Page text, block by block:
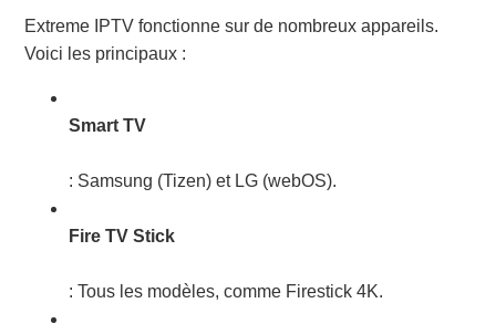
Extreme IPTV fonctionne sur de nombreux appareils.
Voici les principaux :
Smart TV
: Samsung (Tizen) et LG (webOS).
Fire TV Stick
: Tous les modèles, comme Firestick 4K.